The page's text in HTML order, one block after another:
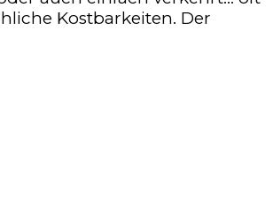
Kostbarkeiten. Der